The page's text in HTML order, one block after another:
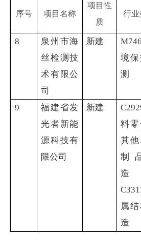
序号 项目名称
项目性
质
行业
8
泉州市海
丝检测技
术有限公
司
新建
境保
测
9
福建省发
光者新能
源科技有
限公司
新建
料零
其
制
造
属结
造